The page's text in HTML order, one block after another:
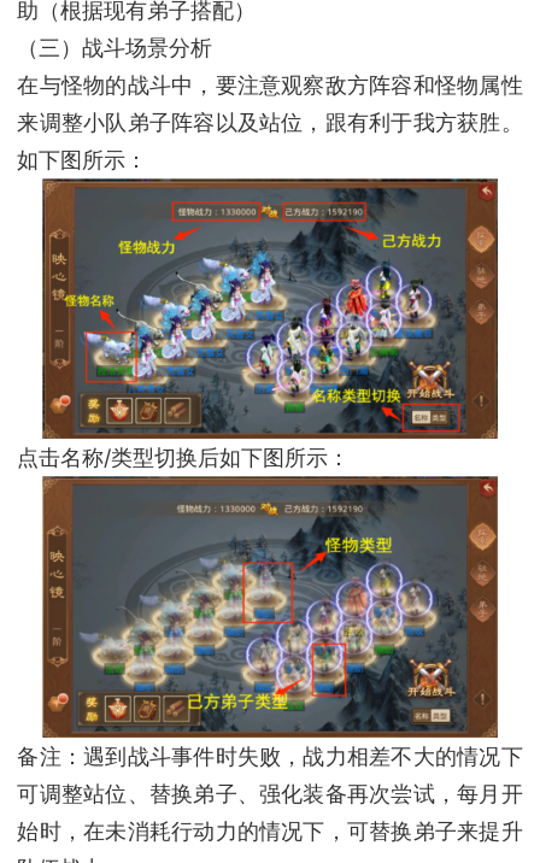
助（根据现有弟子搭配）
（三）战斗场景分析
在与怪物的战斗中，要注意观察敌方阵容和怪物属性
来调整小队弟子阵容以及站位，跟有利于我方获胜。
如下图所示：
点击名称/类型切换后如下图所示：
备注：遇到战斗事件时失败，战力相差不大的情况下
可调整站位、替换弟子、强化装备再次尝试，每月开
始时，在未消耗行动力的情况下，可替换弟子来提升